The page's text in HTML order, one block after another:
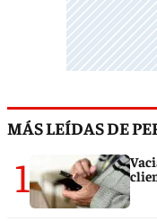
MÁS LEÍDAS DE
1